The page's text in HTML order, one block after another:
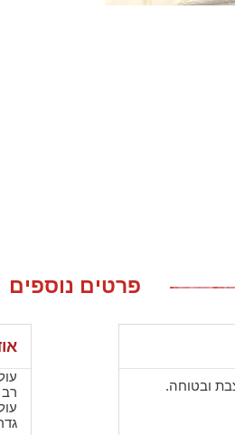
פרטים נוספים
ובטוחה.
רב